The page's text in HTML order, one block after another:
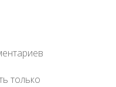
только